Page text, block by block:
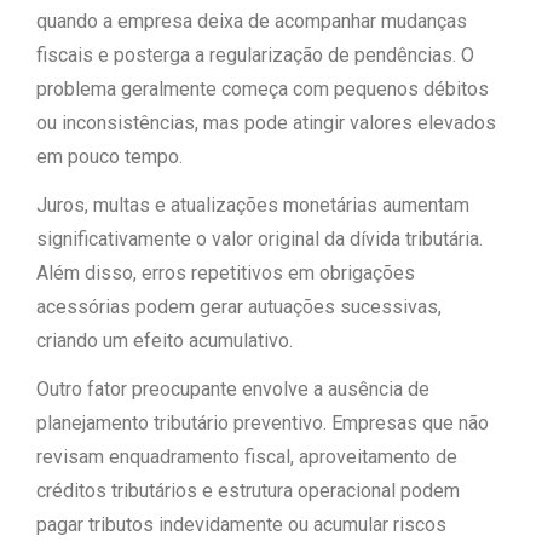
quando a empresa deixa de acompanhar mudanças
fiscais e posterga a regularização de pendências. O
problema geralmente começa com pequenos débitos
ou inconsistências, mas pode atingir valores elevados
em pouco tempo.
Juros, multas e atualizações monetárias aumentam
significativamente o valor original da dívida tributária.
Além disso, erros repetitivos em obrigações
acessórias podem gerar autuações sucessivas,
criando um efeito acumulativo.
Outro fator preocupante envolve a ausência de
planejamento tributário preventivo. Empresas que não
revisam enquadramento fiscal, aproveitamento de
créditos tributários e estrutura operacional podem
pagar tributos indevidamente ou acumular riscos